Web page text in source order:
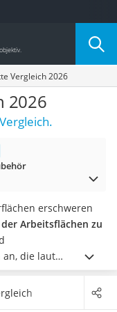
Vergleich 2026
2026
erschweren
Arbeitsflächen zu
an, die laut
ja, wie